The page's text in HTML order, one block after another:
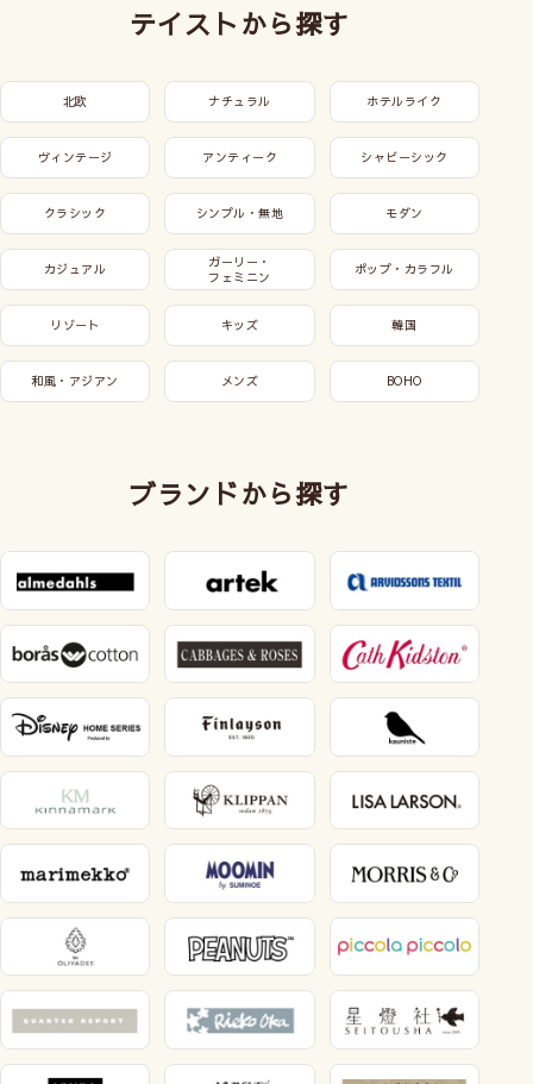
テイストから探す
北欧 ナチュラル ホテルライク
ヴィンテージ アンティーク シャビーシック
クラシック シンプル・無地 モダン
カジュアル
ガーリー・
フェミニン
ポップ・カラフル
リゾート キッズ 韓国
和風・アジアン メンズ BOHO
ブランドから探す